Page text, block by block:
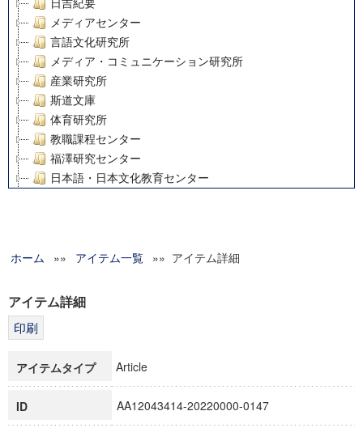
日吉紀要
メディアセンター
言語文化研究所
メディア・コミュニケーション研究所
産業研究所
斯道文庫
体育研究所
教職課程センター
福澤研究センター
日本語・日本文化教育センター
グローバルリサーチインスティテュート
科学研究費補助金研究成果報告書
博士課程教育リーディングプログラム「超成熟社会発展のサ
ホーム »» アイテム一覧 »» アイテム詳細
アイテム詳細
アイテムタイプ Article
ID AA12043414-20220000-0147